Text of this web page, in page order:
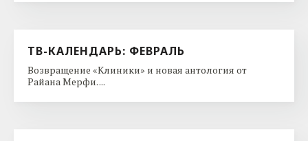
ТВ-КАЛЕНДАРЬ: ФЕВРАЛЬ
Возвращение «Клиники» и новая антология от
Райана Мерфи. ...